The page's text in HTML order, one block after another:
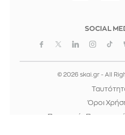
SOCIAL
© 2026 skai.gr - All
Όροι
Προστασία